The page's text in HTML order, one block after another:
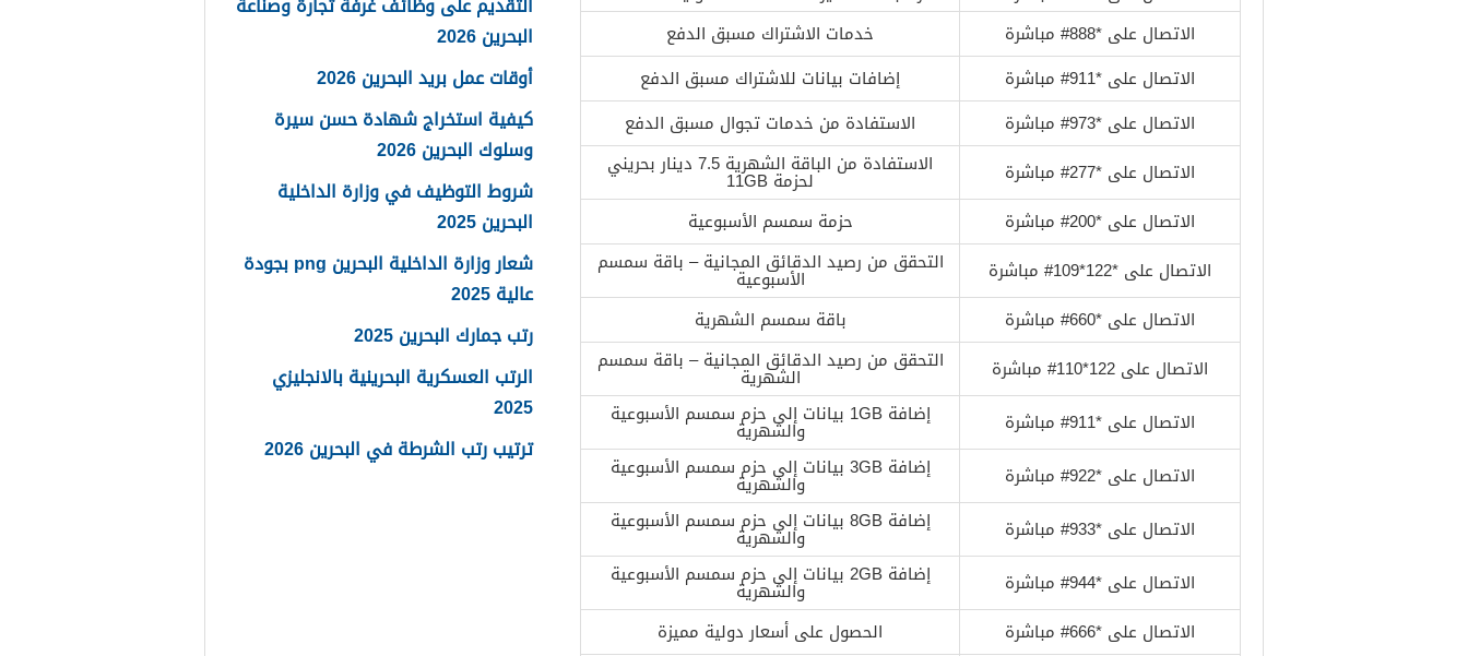
الاتصال على *888# مباشرة
خدمات الاشتراك مسبق الدفع
الاتصال على *911# مباشرة
إضافات بيانات للاشتراك مسبق الدفع
الاتصال على *973# مباشرة
الاستفادة من خدمات تجوال مسبق الدفع
الاتصال على *277# مباشرة
الاستفادة من الباقة الشهرية 7.5 دينار بحريني
لحزمة 11GB
الاتصال على *200# مباشرة
حزمة سمسم الأسبوعية
الاتصال على *122*109# مباشرة
التحقق من رصيد الدقائق المجانية – باقة سمسم
الأسبوعية
الاتصال على *660# مباشرة
باقة سمسم الشهرية
الاتصال على 122*110# مباشرة
التحقق من رصيد الدقائق المجانية – باقة سمسم
الشهرية
الاتصال على *911# مباشرة
إضافة 1GB بيانات إلى حزم سمسم الأسبوعية
والشهرية
الاتصال على *922# مباشرة
إضافة 3GB بيانات إلى حزم سمسم الأسبوعية
والشهرية
الاتصال على *933# مباشرة
إضافة 8GB بيانات إلى حزم سمسم الأسبوعية
والشهرية
الاتصال على *944# مباشرة
إضافة 2GB بيانات إلى حزم سمسم الأسبوعية
والشهرية
الاتصال على *666# مباشرة
الحصول على أسعار دولية مميزة
البحرين 2026
أوقات عمل بريد البحرين 2026
كيفية استخراج شهادة حسن سيرة
وسلوك البحرين 2026
شروط التوظيف في وزارة الداخلية
البحرين 2025
شعار وزارة الداخلية البحرين png بجودة
عالية 2025
رتب جمارك البحرين 2025
الرتب العسكرية البحرينية بالانجليزي
2025
ترتيب رتب الشرطة في البحرين 2026